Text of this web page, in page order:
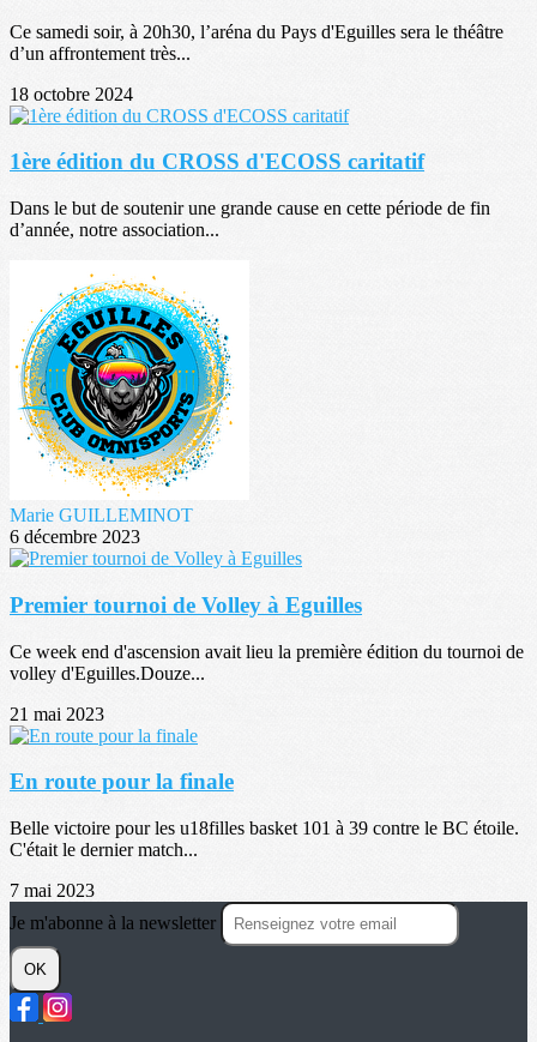
Ce samedi soir, à 20h30, l’aréna du Pays d'Eguilles sera le théâtre
d’un affrontement très...
18 octobre 2024
1ère édition du CROSS d'ECOSS caritatif
Dans le but de soutenir une grande cause en cette période de fin
d’année, notre association...
Marie GUILLEMINOT
6 décembre 2023
Premier tournoi de Volley à Eguilles
Ce week end d'ascension avait lieu la première édition du tournoi de
volley d'Eguilles.Douze...
21 mai 2023
En route pour la finale
Belle victoire pour les u18filles basket 101 à 39 contre le BC étoile.
C'était le dernier match...
7 mai 2023
Je m'abonne à la newsletter
OK